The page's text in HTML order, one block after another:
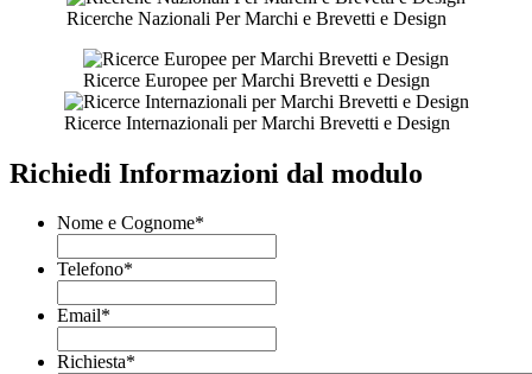
Ricerche Nazionali Per Marchi e Brevetti e Design
Ricerce Europee per Marchi Brevetti e Design
Ricerce Internazionali per Marchi Brevetti e Design
Richiedi Informazioni dal modulo
Nome e Cognome*
Telefono*
Email*
Richiesta*